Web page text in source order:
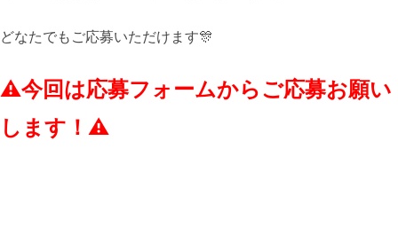
どなたでもご応募いただけます🎊
⚠️今回は応募フォームからご応募お願い
します！⚠️